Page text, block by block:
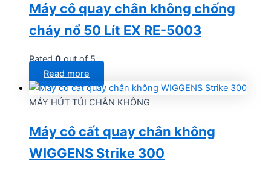
Máy cô quay chân không chống
cháy nổ 50 Lít EX RE-5003
Rated0out of 5
Read more
MÁY HÚT TÚI CHÂN KHÔNG
Máy cô cất quay chân không
WIGGENS Strike 300